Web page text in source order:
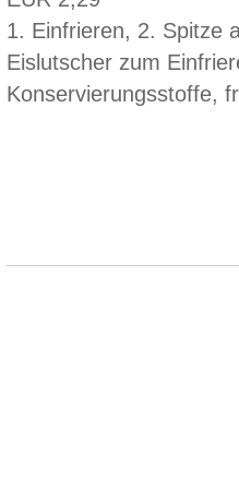
1. Einfrieren, 2. Spitze
Eislutscher zum
Konservierungsstoffe,